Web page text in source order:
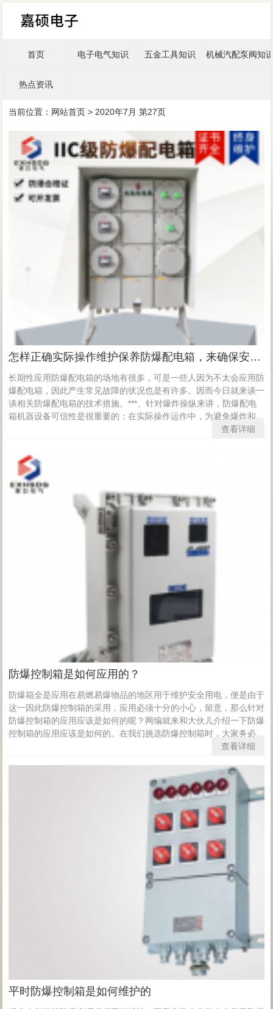
首页 电子电气知识 五金工具知识 机械汽配泵阀知
热点资讯
当前位置： 网站首页 > 2020年7月 第27页
怎样正确实际操作维护保养防爆配电箱，来确保安全？
长期性应用防爆配电箱的场地有很多，可是一些人因为不太会应用防
爆配电箱，因此产生常见故障的状况也是有许多。因而今日就来谈一
谈相关防爆配电箱的技术措施。***、针对爆炸操纵来讲，防爆配电
箱机器设备可信性是很重要的：在实际操作运作中，为避免爆炸和...
查看详细
防爆控制箱是如何应用的？
防爆箱全是应用在易燃易爆物品的地区用于维护安全用电，便是由于
这一因此防爆控制箱的采用，应用必须十分的小心，留意，那么针对
防爆控制箱的应用应该是如何的呢？网编就来和大伙儿介绍一下防爆
控制箱的应用应该是如何的。在我们挑选防爆控制箱时，大家务必...
查看详细
平时防爆控制箱是如何维护的